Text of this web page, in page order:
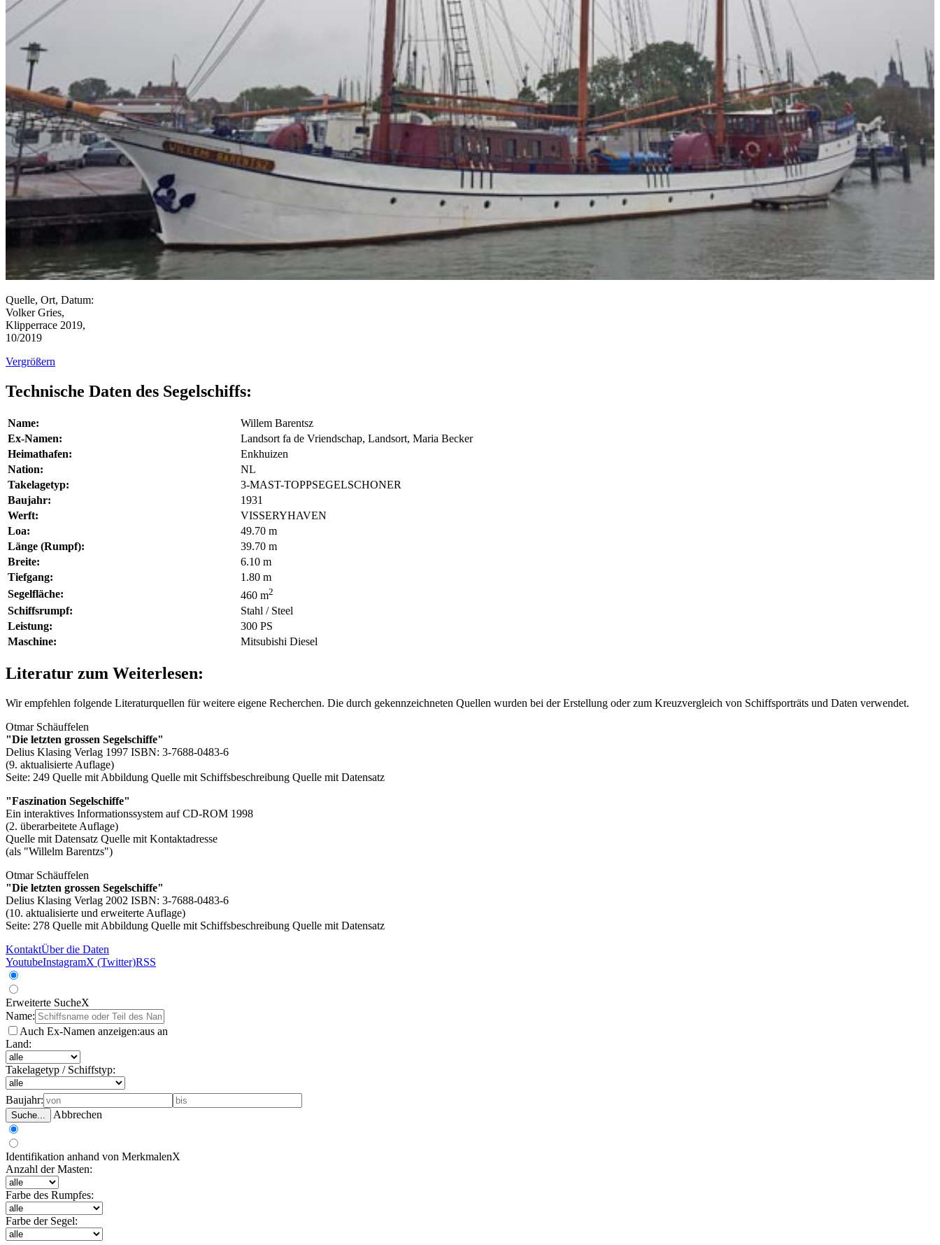
Quelle, Ort, Datum:
Volker Gries,
Klipperrace 2019,
10/2019
Vergrößern
Technische Daten des Segelschiffs:
Name:
Willem Barentsz
Ex-Namen:
Landsort fa de Vriendschap, Landsort, Maria Becker
Heimathafen:
Enkhuizen
Nation:
NL
Takelagetyp:
3-MAST-TOPPSEGELSCHONER
Baujahr:
1931
Werft:
VISSERYHAVEN
Loa:
49.70 m
Länge (Rumpf):
39.70 m
Breite:
6.10 m
Tiefgang:
1.80 m
Segelfläche:
460 m2
Schiffsrumpf:
Stahl / Steel
Leistung:
300 PS
Maschine:
Mitsubishi Diesel
Literatur zum Weiterlesen:
Wir empfehlen folgende Literaturquellen für weitere eigene Recherchen. Die durch gekennzeichneten Quellen wurden bei der Erstellung oder zum Kreuzvergleich von Schiffsporträts und Daten verwendet.
Otmar Schäuffelen
"Die letzten grossen Segelschiffe"
Delius Klasing Verlag 1997 ISBN: 3-7688-0483-6
(9. aktualisierte Auflage)
Seite: 249 Quelle mit Abbildung Quelle mit Schiffsbeschreibung Quelle mit Datensatz
"Faszination Segelschiffe"
Ein interaktives Informationssystem auf CD-ROM 1998
(2. überarbeitete Auflage)
Quelle mit Datensatz Quelle mit Kontaktadresse
(als "Willelm Barentzs")
Otmar Schäuffelen
"Die letzten grossen Segelschiffe"
Delius Klasing Verlag 2002 ISBN: 3-7688-0483-6
(10. aktualisierte und erweiterte Auflage)
Seite: 278 Quelle mit Abbildung Quelle mit Schiffsbeschreibung Quelle mit Datensatz
KontaktÜber die Daten
YoutubeInstagramX (Twitter)RSS
Erweiterte SucheX
Name:
Auch Ex-Namen anzeigen:aus an
Land:
Takelagetyp / Schiffstyp:
Baujahr:
Suche... Abbrechen
Identifikation anhand von MerkmalenX
Anzahl der Masten:
Farbe des Rumpfes:
Farbe der Segel: